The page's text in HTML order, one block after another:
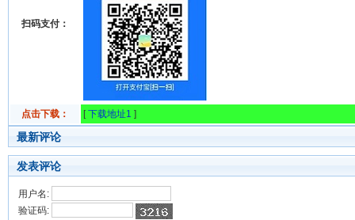
扫码支付：
点击下载： [下载地址1 ]
最新评论
发表评论
用户名:
验证码: